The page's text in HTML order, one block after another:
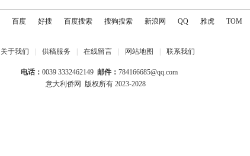
百度 好搜 百度搜索 搜狗搜索 新浪网 QQ 雅虎 TOM
关于我们 供稿服务 在线留言 网站地图 联系我们
电话： 0039 3332462149 邮件： 784166685@qq.com
意大利侨网
版权所有 2023-2028